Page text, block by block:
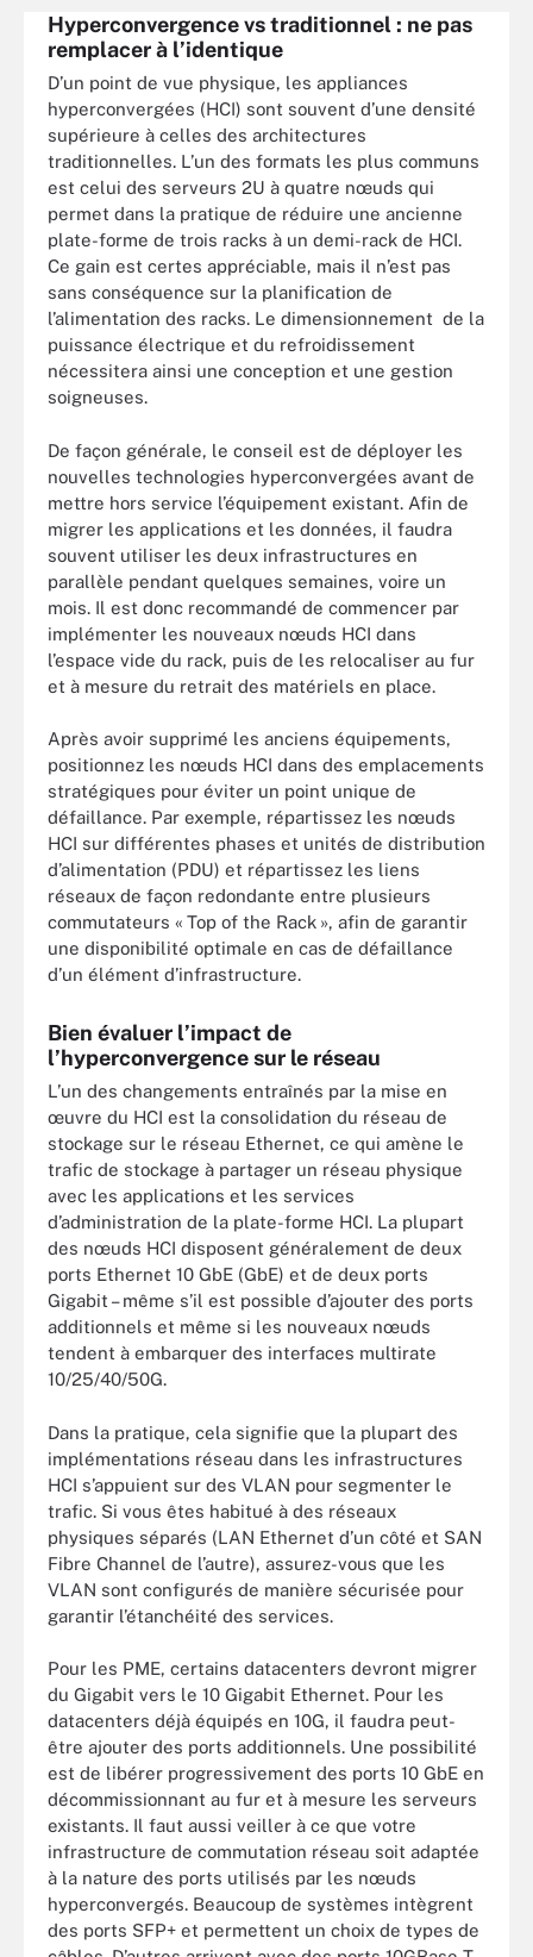
Hyperconvergence vs traditionnel : ne pas
remplacer à l’identique
D’un point de vue physique, les appliances
hyperconvergées (HCI) sont souvent d’une densité
supérieure à celles des architectures
traditionnelles. L’un des formats les plus communs
est celui des serveurs 2U à quatre nœuds qui
permet dans la pratique de réduire une ancienne
plate-forme de trois racks à un demi-rack de HCI.
Ce gain est certes appréciable, mais il n’est pas
sans conséquence sur la planification de
l’alimentation des racks. Le dimensionnement de la
puissance électrique et du refroidissement
nécessitera ainsi une conception et une gestion
soigneuses.
De façon générale, le conseil est de déployer les
nouvelles technologies hyperconvergées avant de
mettre hors service l’équipement existant. Afin de
migrer les applications et les données, il faudra
souvent utiliser les deux infrastructures en
parallèle pendant quelques semaines, voire un
mois. Il est donc recommandé de commencer par
implémenter les nouveaux nœuds HCI dans
l’espace vide du rack, puis de les relocaliser au fur
et à mesure du retrait des matériels en place.
Après avoir supprimé les anciens équipements,
positionnez les nœuds HCI dans des emplacements
stratégiques pour éviter un point unique de
défaillance. Par exemple, répartissez les nœuds
HCI sur différentes phases et unités de distribution
d’alimentation (PDU) et répartissez les liens
réseaux de façon redondante entre plusieurs
commutateurs « Top of the Rack », afin de garantir
une disponibilité optimale en cas de défaillance
d’un élément d’infrastructure.
Bien évaluer l’impact de
l’hyperconvergence sur le réseau
L’un des changements entraînés par la mise en
œuvre du HCI est la consolidation du réseau de
stockage sur le réseau Ethernet, ce qui amène le
trafic de stockage à partager un réseau physique
avec les applications et les services
d’administration de la plate-forme HCI. La plupart
des nœuds HCI disposent généralement de deux
ports Ethernet 10 GbE (GbE) et de deux ports
Gigabit – même s’il est possible d’ajouter des ports
additionnels et même si les nouveaux nœuds
tendent à embarquer des interfaces multirate
10/25/40/50G.
Dans la pratique, cela signifie que la plupart des
implémentations réseau dans les infrastructures
HCI s’appuient sur des VLAN pour segmenter le
trafic. Si vous êtes habitué à des réseaux
physiques séparés (LAN Ethernet d’un côté et SAN
Fibre Channel de l’autre), assurez-vous que les
VLAN sont configurés de manière sécurisée pour
garantir l’étanchéité des services.
Pour les PME, certains datacenters devront migrer
du Gigabit vers le 10 Gigabit Ethernet. Pour les
datacenters déjà équipés en 10G, il faudra peut-
être ajouter des ports additionnels. Une possibilité
est de libérer progressivement des ports 10 GbE en
décommissionnant au fur et à mesure les serveurs
existants. Il faut aussi veiller à ce que votre
infrastructure de commutation réseau soit adaptée
à la nature des ports utilisés par les nœuds
hyperconvergés. Beaucoup de systèmes intègrent
des ports SFP+ et permettent un choix de types de